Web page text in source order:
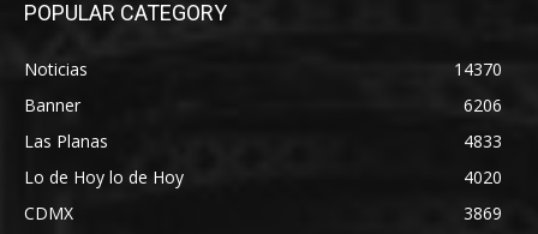
POPULAR CATEGORY
Noticias
14370
Banner
6206
Las Planas
4833
Lo de Hoy lo de Hoy
4020
CDMX
3869